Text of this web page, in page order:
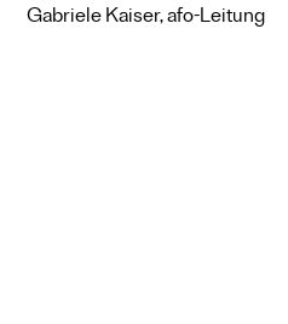
Gabriele Kaiser, afo-Leitung